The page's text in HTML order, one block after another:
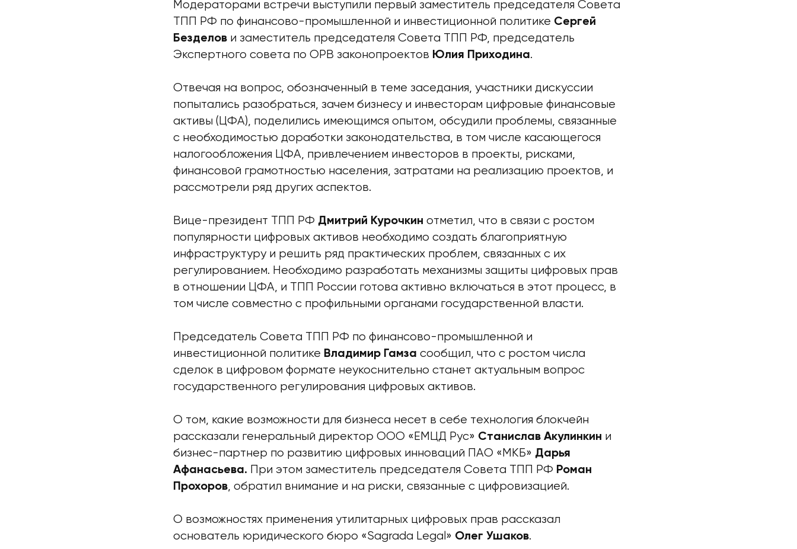
Модераторами встречи выступили первый заместитель председателя Совета
ТПП РФ по финансово-промышленной и инвестиционной политике Сергей
Безделов и заместитель председателя Совета ТПП РФ, председатель
Экспертного совета по ОРВ законопроектов Юлия Приходина.
Отвечая на вопрос, обозначенный в теме заседания, участники дискуссии
попытались разобраться, зачем бизнесу и инвесторам цифровые финансовые
активы (ЦФА), поделились имеющимся опытом, обсудили проблемы, связанные
с необходимостью доработки законодательства, в том числе касающегося
налогообложения ЦФА, привлечением инвесторов в проекты, рисками,
финансовой грамотностью населения, затратами на реализацию проектов, и
рассмотрели ряд других аспектов.
Вице-президент ТПП РФ Дмитрий Курочкин отметил, что в связи с ростом
популярности цифровых активов необходимо создать благоприятную
инфраструктуру и решить ряд практических проблем, связанных с их
регулированием. Необходимо разработать механизмы защиты цифровых прав
в отношении ЦФА, и ТПП России готова активно включаться в этот процесс, в
том числе совместно с профильными органами государственной власти.
Председатель Совета ТПП РФ по финансово-промышленной и
инвестиционной политике Владимир Гамза сообщил, что с ростом числа
сделок в цифровом формате неукоснительно станет актуальным вопрос
государственного регулирования цифровых активов.
О том, какие возможности для бизнеса несет в себе технология блокчейн
рассказали генеральный директор ООО «ЕМЦД Рус» Станислав Акулинкин и
бизнес-партнер по развитию цифровых инноваций ПАО «МКБ» Дарья
Афанасьева. При этом заместитель председателя Совета ТПП РФ Роман
Прохоров, обратил внимание и на риски, связанные с цифровизацией.
О возможностях применения утилитарных цифровых прав рассказал
основатель юридического бюро «Sagrada Legal» Олег Ушаков.